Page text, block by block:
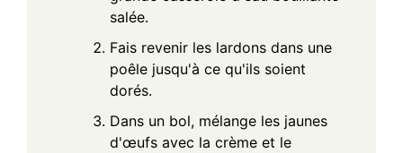
salée.
Fais revenir les lardons dans une
poêle jusqu'à ce qu'ils soient
dorés.
Dans un bol, mélange les jaunes
d'œufs avec la crème et le